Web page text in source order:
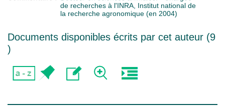
de recherches à l'INRA, Institut national de
la recherche agronomique (en 2004)
Documents disponibles écrits par cet auteur (9
)